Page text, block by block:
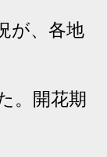
が、各地
。開花期